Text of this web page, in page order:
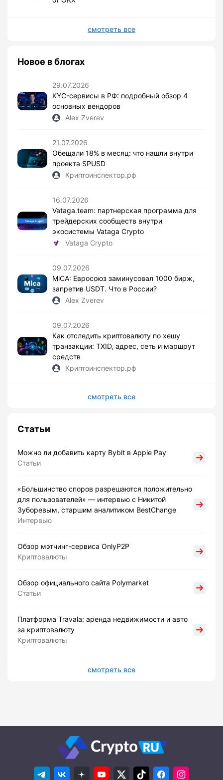
смотреть все
Новое в блогах
29.07.2026
KYC-сервисы в РФ: подробный обзор 4
основных вендоров
Alex Zverev
21.07.2026
Обещали 18% в месяц: что нашли внутри
проекта SPUSD
Криптоинспектор.рф
16.07.2026
Vataga.team: партнерская программа для
трейдерских сообществ внутри
экосистемы Vataga Crypto
Vataga Crypto
09.07.2026
MiCA: Евросоюз заминусовал 1000 бирж,
запретив USDT. Что в России?
Alex Zverev
09.07.2026
Как отследить криптовалюту по хешу
транзакции: TXID, адрес, сеть и маршрут
средств
Криптоинспектор.рф
смотреть все
Статьи
Можно ли добавить карту Bybit в Apple Pay
Статьи
«Большинство споров разрешаются положительно
для пользователей» — интервью с Никитой
Зуборевым, старшим аналитиком BestChange
Интервью
Обзор мэтчинг-сервиса OnlyP2P
Криптовалюты
Обзор официального сайта Polymarket
Статьи
Платформа Travala: аренда недвижимости и авто
за криптовалюту
Криптовалюты
смотреть все